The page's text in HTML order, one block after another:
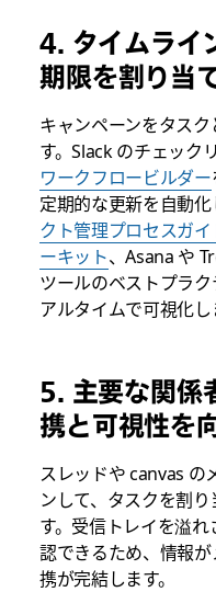
4. タイムライ
期限を割り当
キャンペーンをタス
す。Slack のチェック
ワークフロービルダー
定期的な更新を自動
クト管理プロセスガイ
ーキット、Asana や
ツールのベストプラ
アルタイムで可視化し
5. 主要な関係
携と可視性を
スレッドや canvas の
ンして、タスクを割
す。受信トレイを溢
認できるため、情報
携が完結します。